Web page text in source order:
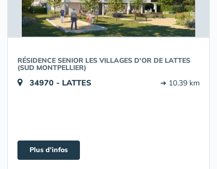
RÉSIDENCE SENIOR LES VILLAGES D'OR DE LATTES
(SUD MONTPELLIER)
34970 - LATTES ➔ 10.39 km
Plus d'infos